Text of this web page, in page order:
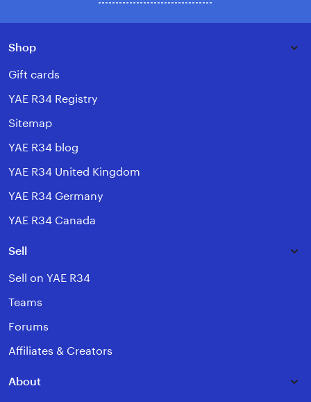
Shop
Gift cards
YAE R34 Registry
Sitemap
YAE R34 blog
YAE R34 United Kingdom
YAE R34 Germany
YAE R34 Canada
Sell
Sell on YAE R34
Teams
Forums
Affiliates & Creators
About